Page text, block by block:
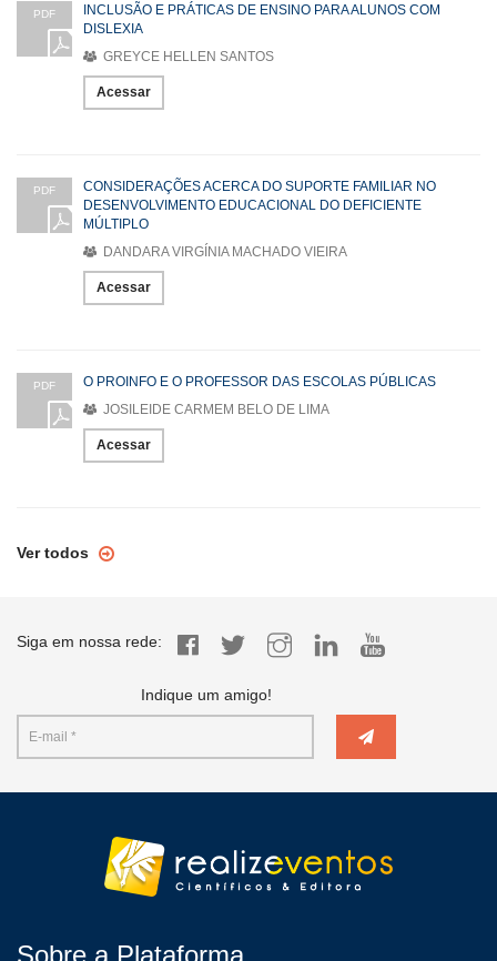
PDF
INCLUSÃO E PRÁTICAS DE ENSINO PARA ALUNOS COM
DISLEXIA
GREYCE HELLEN SANTOS
Acessar
PDF
CONSIDERAÇÕES ACERCA DO SUPORTE FAMILIAR NO
DESENVOLVIMENTO EDUCACIONAL DO DEFICIENTE
MÚLTIPLO
DANDARA VIRGÍNIA MACHADO VIEIRA
Acessar
PDF
O PROINFO E O PROFESSOR DAS ESCOLAS PÚBLICAS
JOSILEIDE CARMEM BELO DE LIMA
Acessar
Ver todos
Siga em nossa rede:
Indique um amigo!